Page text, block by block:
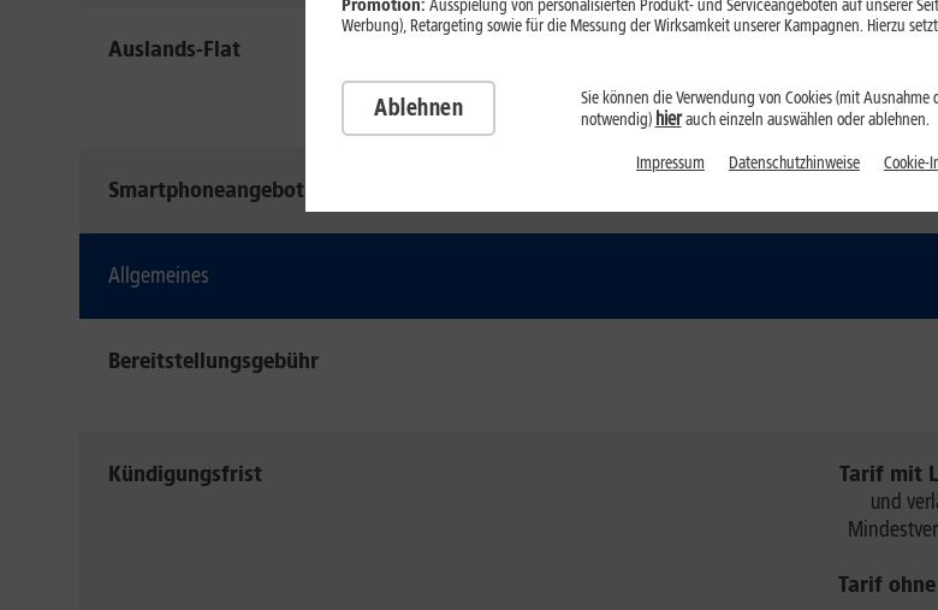
Auslands-Flat
Smartphoneangebot
Allgemeines
Bereitstellungsgebühr
Kündigungsfrist Tarif mit
und
Tarif
Promotion: Ausspielung von personalisierten Produkt- und Serviceangeboten auf unserer
Werbung), Retargeting sowie für die Messung der Wirksamkeit unserer Kampagnen. Hierzu
Ablehnen
Sie können die Verwendung von Cookies (mit Ausnahme
notwendig) hierauch einzeln auswählen oder ablehnen.
Impressum Datenschutzhinweise Cookie-